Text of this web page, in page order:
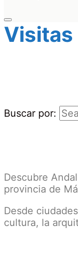
Visitas
Buscar por:
Descubre
provincia de
Desde
cultura, la